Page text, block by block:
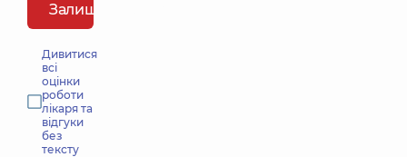
Залишити відгук
Дивитися
всі
оцінки
роботи
лікаря та
відгуки
без
тексту